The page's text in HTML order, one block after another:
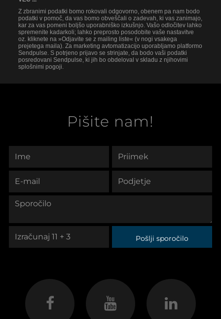
Z zbranimi podatki bomo rokovali odgovorno, obenem pa nam bodo
podatki v pomoč, da vas bomo obveščali o zadevah, ki vas zanimajo,
kar za vas pomeni boljšo uporabniško izkušnjo. Vašo odločitev lahko
spremenite kadarkoli; lahko preprosto posodobite vaše nastavitve
oz. kliknete na »Odjavite se z mailing liste« (v nogi vsakega
prejetega maila). Za marketing avtomatizacijo uporabljamo platformo
Sendpulse. S potrjeno prijavo se strinjate, da bodo vaši podatki
posredovani Sendpulse, ki jih bo obdeloval v skladu z njihovimi
splošnimi pogoji.
Pišite nam!
Pošlji sporočilo